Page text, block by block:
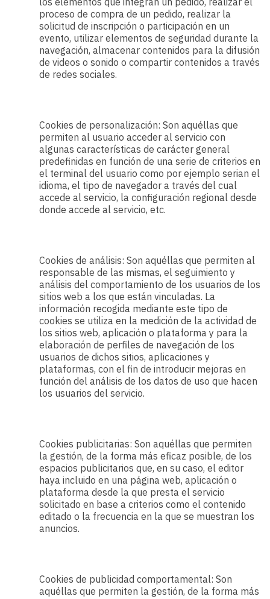
proceso de compra de un pedido, realizar la
solicitud de inscripción o participación en un
evento, utilizar elementos de seguridad durante la
navegación, almacenar contenidos para la difusión
de videos o sonido o compartir contenidos a través
de redes sociales.
Cookies de personalización: Son aquéllas que
permiten al usuario acceder al servicio con
algunas características de carácter general
predefinidas en función de una serie de criterios en
el terminal del usuario como por ejemplo serian el
idioma, el tipo de navegador a través del cual
accede al servicio, la configuración regional desde
donde accede al servicio, etc.
Cookies de análisis: Son aquéllas que permiten al
responsable de las mismas, el seguimiento y
análisis del comportamiento de los usuarios de los
sitios web a los que están vinculadas. La
información recogida mediante este tipo de
cookies se utiliza en la medición de la actividad de
los sitios web, aplicación o plataforma y para la
elaboración de perfiles de navegación de los
usuarios de dichos sitios, aplicaciones y
plataformas, con el fin de introducir mejoras en
función del análisis de los datos de uso que hacen
los usuarios del servicio.
Cookies publicitarias: Son aquéllas que permiten
la gestión, de la forma más eficaz posible, de los
espacios publicitarios que, en su caso, el editor
haya incluido en una página web, aplicación o
plataforma desde la que presta el servicio
solicitado en base a criterios como el contenido
editado o la frecuencia en la que se muestran los
anuncios.
Cookies de publicidad comportamental: Son
aquéllas que permiten la gestión, de la forma más